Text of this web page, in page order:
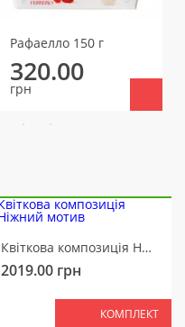
Рафаелло 150 г
320.00
грн
Квіткова композиція Ніжний мотив
2019.00 грн
КОМПЛЕКТ